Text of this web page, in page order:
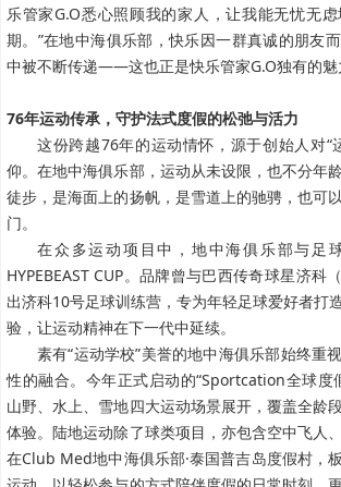
乐管家G.O悉心照顾我的家人，让我能无忧无
期。”在地中海俱乐部，快乐因一群真诚的朋友
中被不断传递——这也正是快乐管家G.O独有的魅
76年运动传承，守护法式度假的松弛与活力
这份跨越76年的运动情怀，源于创始人对“
仰。在地中海俱乐部，运动从未设限，也不分年
徒步，是海面上的扬帆，是雪道上的驰骋，也可
门。
在众多运动项目中，地中海俱乐部与足
HYPEBEAST CUP。品牌曾与巴西传奇球星济科
出济科10号足球训练营，专为年轻足球爱好者打
验，让运动精神在下一代中延续。
素有“运动学校”美誉的地中海俱乐部始终重
性的融合。今年正式启动的“Sportcation全球度
山野、水上、雪地四大运动场景展开，覆盖全龄
体验。陆地运动除了球类项目，亦包含空中飞人
在Club Med地中海俱乐部·泰国普吉岛度假村，